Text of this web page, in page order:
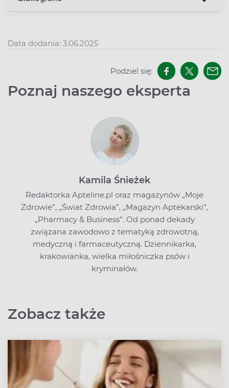
Data dodania: 3.06.2025
Podziel się:
Poznaj naszego eksperta
Kamila Śnieżek
Redaktorka Apteline.pl oraz magazynów „Moje
Zdrowie”, „Świat Zdrowia”, „Magazyn Aptekarski”,
„Pharmacy & Business”. Od ponad dekady
związana zawodowo z tematyką zdrowotną,
medyczną i farmaceutyczną. Dziennikarka,
krakowianka, wielka miłośniczka psów i
kryminałów.
Zobacz także